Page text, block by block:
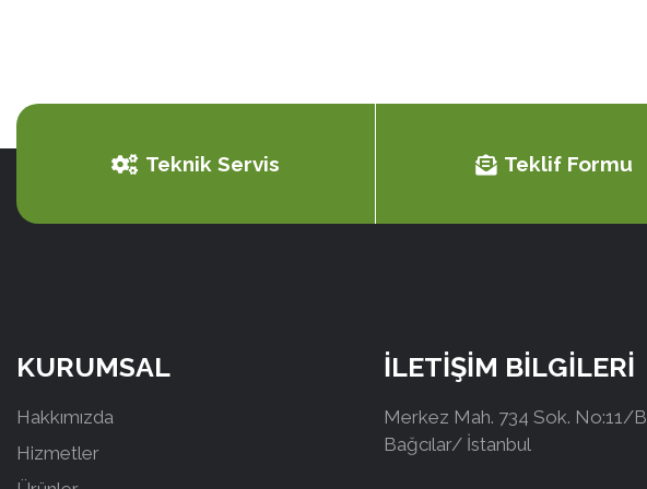
Teknik Servis Teklif Formu
KURUMSAL
Hakkımızda
Hizmetler
İLETİŞİM BİLGİLERİ
Merkez Mah. 734 Sok. No:11/B
Bağcılar/ İstanbul